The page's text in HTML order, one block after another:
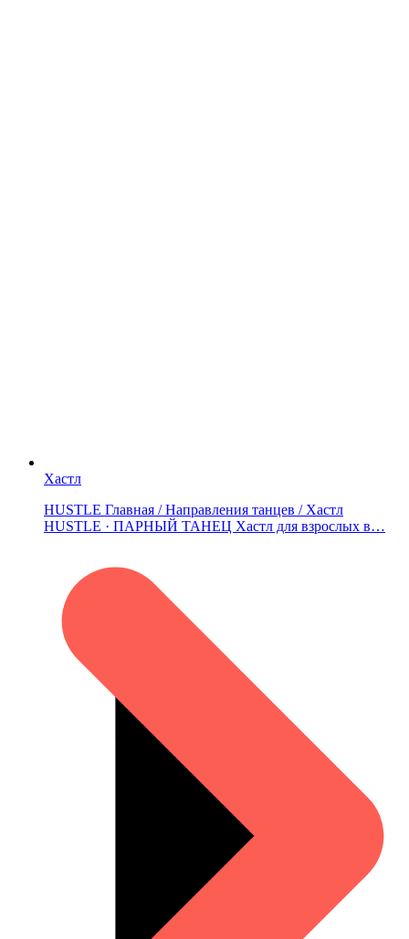
Хастл
HUSTLE Главная / Направления танцев / Хастл
HUSTLE · ПАРНЫЙ ТАНЕЦ Хастл для взрослых в…